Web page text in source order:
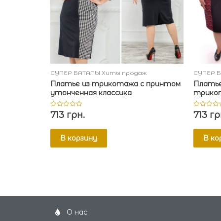
СУПЕР БАТАЛЫ Хиты продаж
Платье из трикотажа с принтом
утонченная классика
Оценка
0
5
713 грн.
В корзину
СУПЕР
Оценка
0
5
713
В
О нас